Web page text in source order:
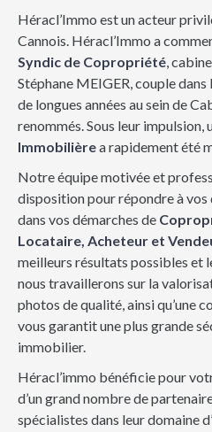
Héracl’Immo est un acteur
Cannois. Héracl’Immo a
Syndic de Copropriété ,
Stéphane MEIGER, couple
de longues années au sein de
renommés. Sous leur impulsion,
Immobilièrea rapidement été
Notre équipe motivée et
disposition pour répondre à vos
dans vos démarches de
Locataire, Acheteur et
meilleurs résultats possibles et
nous travaillerons sur la
photos de qualité, ainsi qu’une
vous garantit une plus grande
immobilier.
Héracl’immo bénéficie pour
d’un grand nombre de
spécialistes dans leur domaine